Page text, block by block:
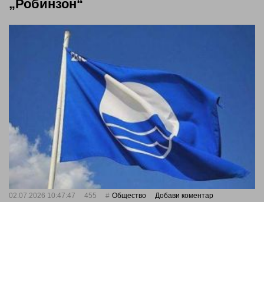
„Робинзон“
02.07.2026 10:47:47 455 Общество Добави коментар